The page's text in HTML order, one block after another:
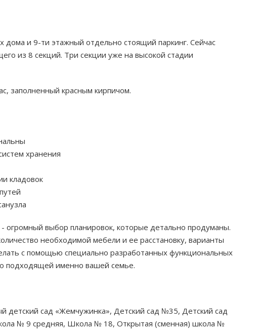
дома и 9-ти этажный отдельно стоящий паркинг. Сейчас
из 8 секций. Три секции уже на высокой стадии
заполненный красным кирпичом.
хранения
кладовок
огромный выбор планировок, которые детально продуманы.
необходимой мебели и ее расстановку, варианты
с помощью специально разработанных функциональных
подходящей именно вашей семье.
детский сад «Жемчужинка», Детский сад №35, Детский сад
№ 9 средняя, Школа № 18, Открытая (сменная) школа №